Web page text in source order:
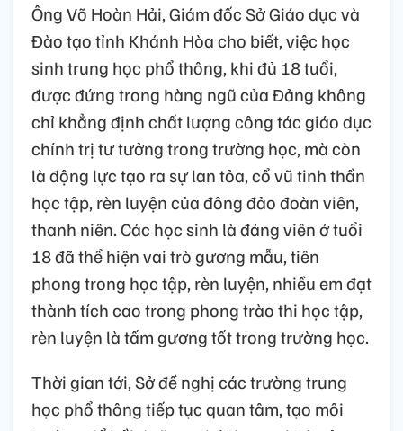
Ông Võ Hoàn Hải, Giám đốc Sở Giáo dục và
Đào tạo tỉnh Khánh Hòa cho biết, việc học
sinh trung học phổ thông, khi đủ 18 tuổi,
được đứng trong hàng ngũ của Đảng không
chỉ khẳng định chất lượng công tác giáo dục
chính trị tư tưởng trong trường học, mà còn
là động lực tạo ra sự lan tỏa, cổ vũ tinh thần
học tập, rèn luyện của đông đảo đoàn viên,
thanh niên. Các học sinh là đảng viên ở tuổi
18 đã thể hiện vai trò gương mẫu, tiên
phong trong học tập, rèn luyện, nhiều em đạt
thành tích cao trong phong trào thi học tập,
rèn luyện là tấm gương tốt trong trường học.
Thời gian tới, Sở đề nghị các trường trung
học phổ thông tiếp tục quan tâm, tạo môi